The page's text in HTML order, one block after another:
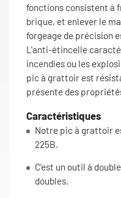
fonctions consistent à
brique, et enlever le
forgeage de précision
L'anti-étincelle
incendies ou les
pic à grattoir est
présente des
Caractéristiques
Notre pic à grattoir
225B.
C'est un outil à
doubles.